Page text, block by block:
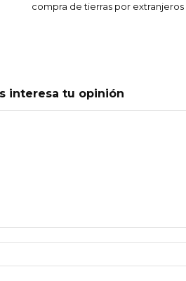
compra de tierras por extranjeros
interesa tu opinión